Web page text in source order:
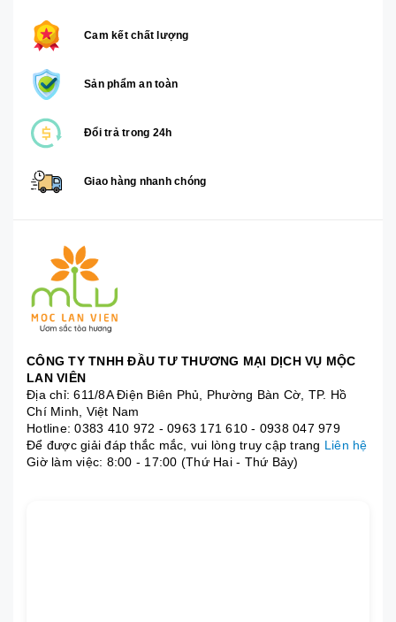
Cam kết chất lượng
Sản phẩm an toàn
Đổi trả trong 24h
Giao hàng nhanh chóng
CÔNG TY TNHH ĐẦU TƯ THƯƠNG MẠI DỊCH VỤ MỘC
LAN VIÊN
Địa chỉ: 611/8A Điện Biên Phủ, Phường Bàn Cờ, TP. Hồ
Chí Minh, Việt Nam
Hotline:0383 410 972 - 0963 171 610 - 0938 047 979
Để được giải đáp thắc mắc, vui lòng truy cập trang Liên hệ
Giờ làm việc: 8:00 - 17:00 (Thứ Hai - Thứ Bảy)